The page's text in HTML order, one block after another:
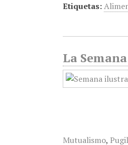
Etiquetas:
La
Mutualismo,